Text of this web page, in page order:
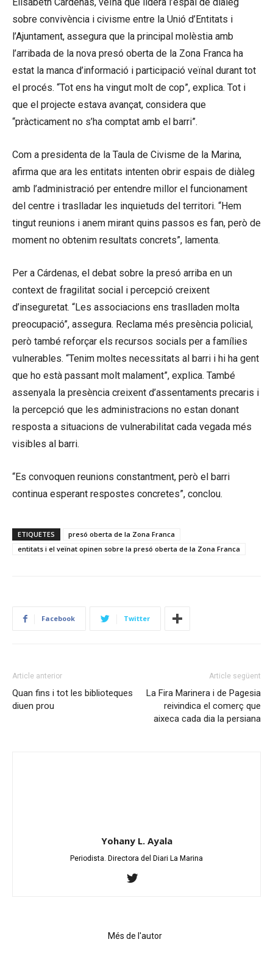
sobre convivència i civisme entre la Unió d’Entitats i
l’Ajuntament, assegura que la principal molèstia amb
l’arribada de la nova presó oberta de la Zona Franca ha
estat la manca d’informació i participació veïnal durant tot
el procés. “Tot ens ha vingut molt de cop”, explica. Tot i
que el projecte estava avançat, considera que
“pràcticament no s’ha comptat amb el barri”.
Com a presidenta de la Taula de Civisme de la Marina,
afirma que ara les entitats intenten obrir espais de diàleg
amb l’administració per entendre millor el funcionament
del centre i traslladar les inquietuds del territori. “Hem
tingut reunions i anem mirant quins passos es fan, però de
moment no obtenim resultats concrets”, lamenta.
Per a Cárdenas, el debat sobre la presó arriba en un
context de fragilitat social i percepció creixent
d’inseguretat. “Les associacions ens traslladen molta
preocupació”, assegura. Reclama més presència policial,
però també reforçar els recursos socials per a famílies
vulnerables. “Tenim moltes necessitats al barri i hi ha gent
que ho està passant molt malament”, explica. També
assenyala la presència creixent d’assentaments precaris i
la percepció que les administracions no estan donant
resposta a situacions de vulnerabilitat cada vegada més
visibles al barri.
“Es convoquen reunions constantment, però el barri
continua esperant respostes concretes”, conclou.
ETIQUETES
presó oberta de la Zona Franca
entitats i el veïnat opinen sobre la presó oberta de la Zona Franca
Facebook Twitter
Article anterior
Quan fins i tot les biblioteques
diuen prou
Article següent
La Fira Marinera i de Pagesia
reivindica el comerç que
aixeca cada dia la persiana
Yohany L. Ayala
Periodista. Directora del Diari La Marina
Més de l'autor